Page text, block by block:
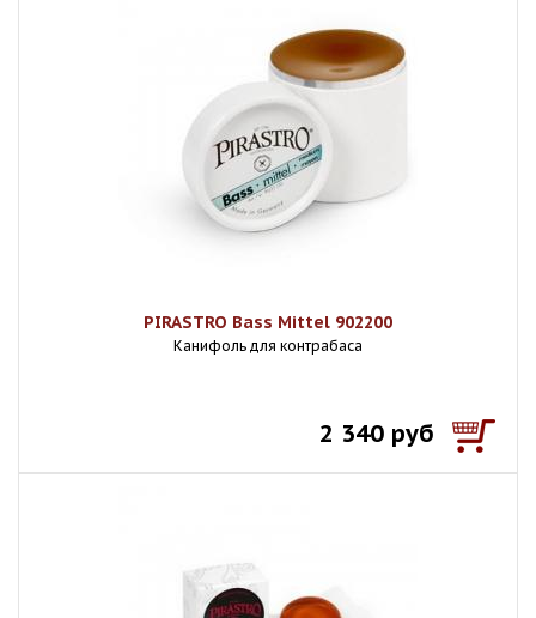
PIRASTRO Bass Mittel 902200
Канифоль для контрабаса
2 340 руб